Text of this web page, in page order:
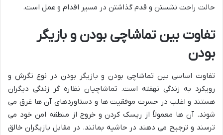
حالت راحت نشستن و قدم گذاشتن در مسیر اقدام و عمل است.
تفاوت بین تماشاچی بودن و بازیگر
بودن
تفاوت اساسی بین تماشاچی بودن و بازیگر بودن در نوع نگرش و
رویکرد به زندگی نهفته است. تماشاچیان نظاره گر زندگی دیگران
هستند و اغلب در حسرت موفقیت ها و دستاوردهای آن ها غرق می
شوند. آن ها معمولاً از ریسک کردن و خروج از منطقه امن خود می
ترسند و ترجیح می دهند در حاشیه بمانند. در مقابل بازیگران خالق